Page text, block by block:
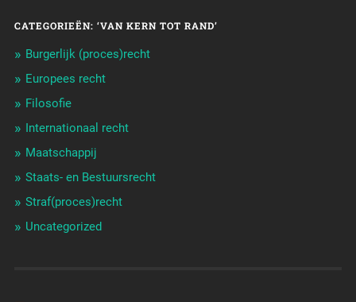
CATEGORIEËN: ‘VAN KERN TOT RAND’
Burgerlijk (proces)recht
Europees recht
Filosofie
Internationaal recht
Maatschappij
Staats- en Bestuursrecht
Straf(proces)recht
Uncategorized